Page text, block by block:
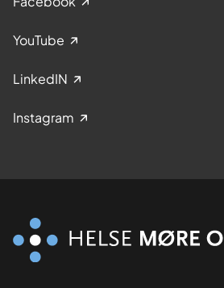
YouTube
LinkedIN
Instagram